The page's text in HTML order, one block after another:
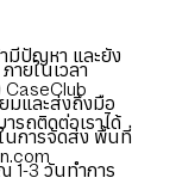
มีปัญหา และยัง
CaseClub
รถติดต่อเราได้
ายในเวลา
มและส่งถึงมือ
นการจัดส่ง พื้นที่
1-3 วันทำการ